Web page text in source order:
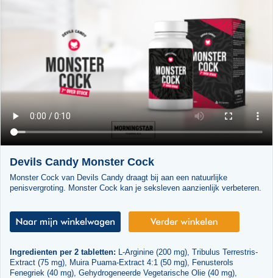
Devils Candy Monster Cock
Monster Cock van Devils Candy draagt bij aan een natuurlijke
penisvergroting. Monster Cock kan je seksleven aanzienlijk verbeteren.
Ingredienten per 2 tabletten: L-Arginine (200 mg), Tribulus Terrestris-
Extract (75 mg), Muira Puama-Extract 4:1 (50 mg), Fenusterols
Fenegriek (40 mg), Gehydrogeneerde Vegetarische Olie (40 mg),